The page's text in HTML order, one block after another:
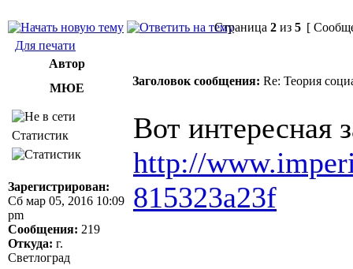
Страница 2 из 5 [
Для печати
Автор
МЮЕ
Заголовок сообщения: Re: Теория
Статистик
Зарегистрирован:
Сб мар 05, 2016 10:09
pm
Сообщения: 219
Откуда: г.
Светлоград
Вот интересная
http://
815323a23f